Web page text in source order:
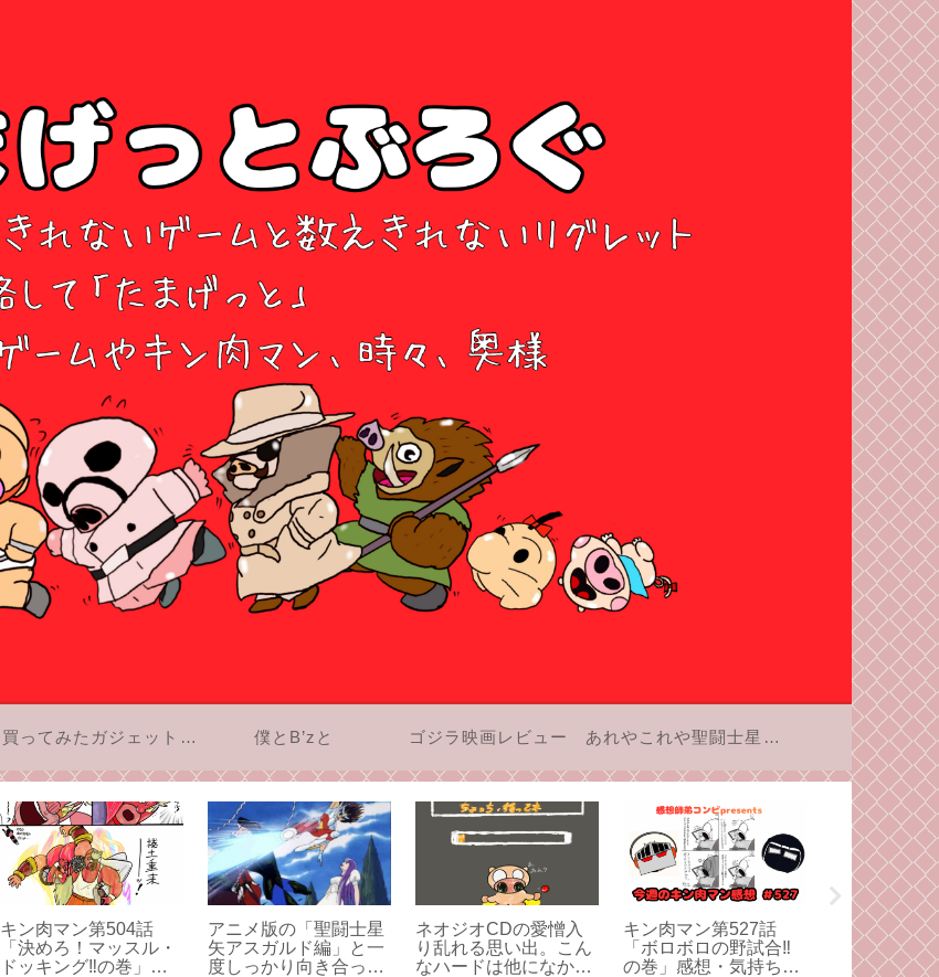
買ってみたガジェットのお話 僕とB’zと ゴジラ映画レビュー あれやこれや聖闘士星矢
キン肉マン第504話
「決めろ！マッスル・
ドッキング‼の巻」感
アニメ版の「聖闘士星
矢アスガルド編」と一
度しっかり向き合って
ネオジオCDの愛憎入
り乱れる思い出。こん
なハードは他になかっ
キン肉マン第527話
「ボロボロの野試合‼︎
の巻」感想・気持ちが
SFC「餓狼
「スペシャ
出と呪い